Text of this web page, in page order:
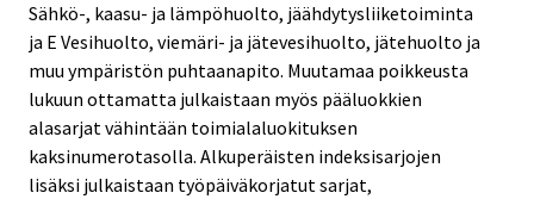
Sähkö-, kaasu- ja lämpöhuolto, jäähdytysliiketoiminta
ja E Vesihuolto, viemäri- ja jätevesihuolto, jätehuolto ja
muu ympäristön puhtaanapito. Muutamaa poikkeusta
lukuun ottamatta julkaistaan myös pääluokkien
alasarjat vähintään toimialaluokituksen
kaksinumerotasolla. Alkuperäisten indeksisarjojen
lisäksi julkaistaan työpäiväkorjatut sarjat,